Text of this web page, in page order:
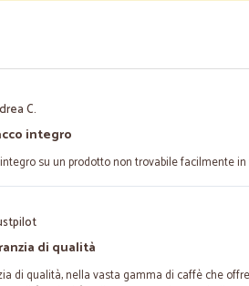
C.
integro
su un prodotto non trovabile facilmente
di qualità
di qualità, nella vasta gamma di caffè che